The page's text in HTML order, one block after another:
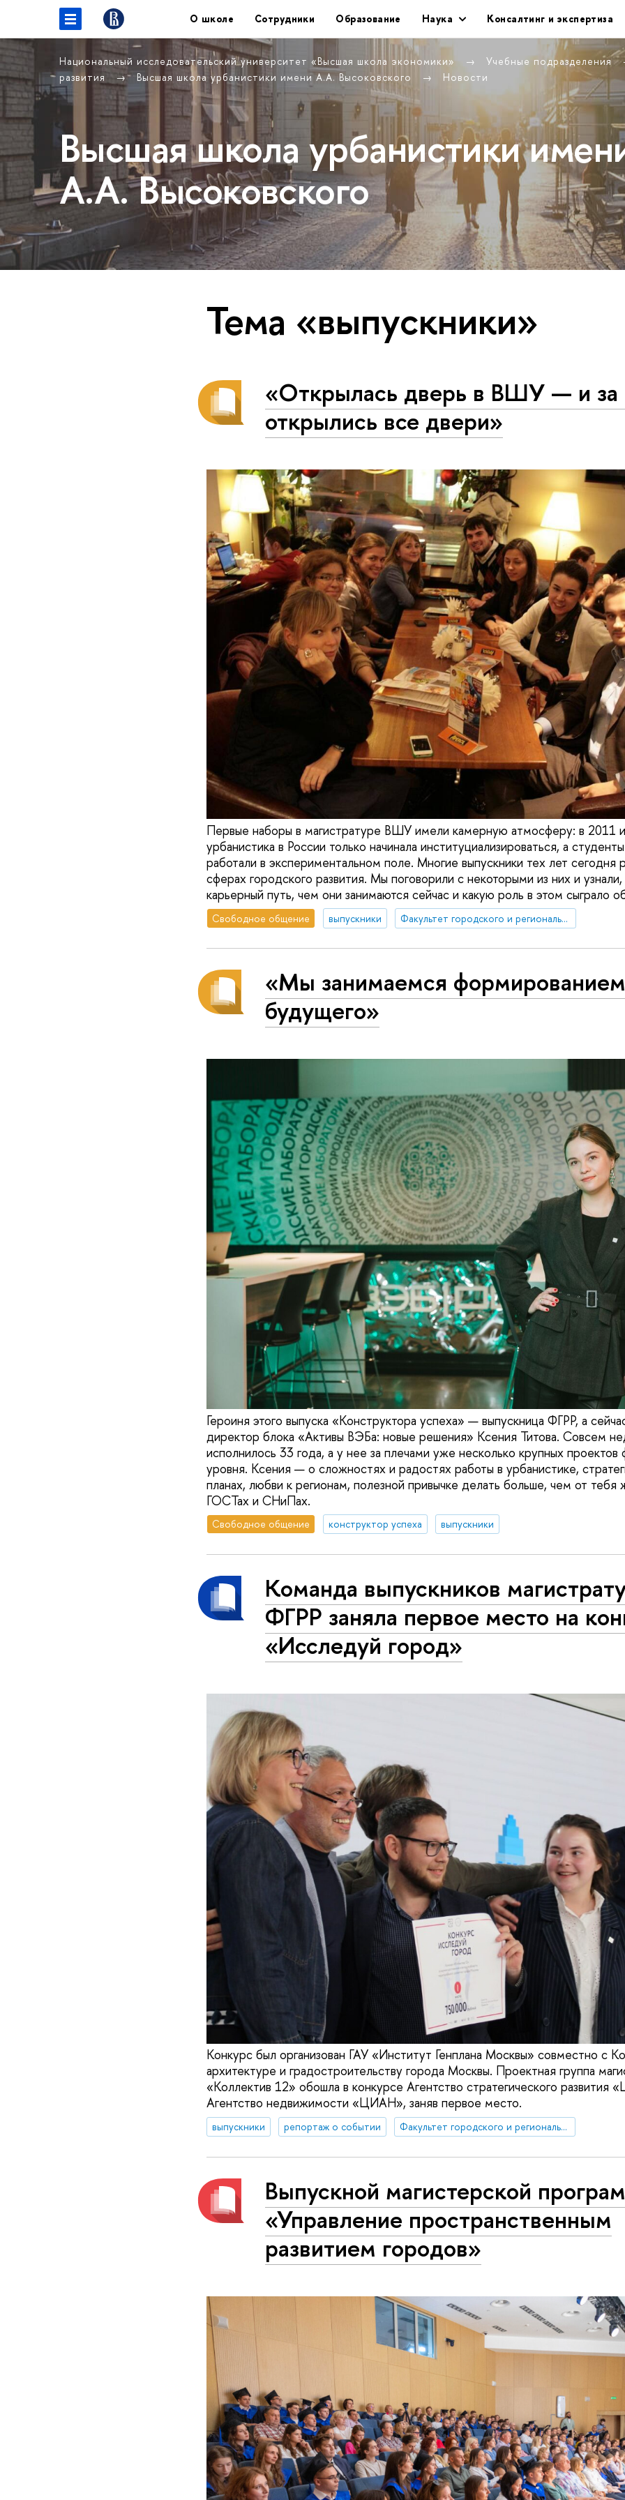
О школе Сотрудники Образование Наука Консалтинг и экспертиза
Национальный исследовательский университет «Высшая школа экономики»
Учебные подразделения
развития
Высшая школа урбанистики имени А.А. Высоковского Новости
Высшая школа урбанистики
А.А. Высоковского
Тема «выпускники»
«Открылась дверь в ВШУ — и за
открылись все двери»
Первые наборы в магистратуре ВШУ имели камерную атмосферу: в 2011
урбанистика в России только начинала институциализироваться, а
работали в экспериментальном поле. Многие выпускники тех лет сегодня
сферах городского развития. Мы поговорили с некоторыми из них и
карьерный путь, чем они занимаются сейчас и какую роль в этом сыграло
Свободное общение выпускники Факультет городского и регионального развития
«Мы занимаемся
будущего»
Героиня этого выпуска «Конструктора успеха» — выпускница ФГРР, а
директор блока «Активы ВЭБа: новые решения» Ксения Титова. Совсем
исполнилось 33 года, а у нее за плечами уже несколько крупных проектов
уровня. Ксения — о сложностях и радостях работы в урбанистике,
планах, любви к регионам, полезной привычке делать больше, чем от
ГОСТах и СНиПах.
Свободное общение конструктор успеха выпускники
Команда выпускников
ФГРР заняла первое место на
«Исследуй город»
Конкурс был организован ГАУ «Институт Генплана Москвы» совместно с
архитектуре и градостроительству города Москвы. Проектная группа
«Коллектив 12» обошла в конкурсе Агентство стратегического развития
Агентство недвижимости «ЦИАН», заняв первое место.
выпускники репортаж о событии Факультет городского и регионального развития
Выпускной магистерской
«Управление пространственным
развитием городов»